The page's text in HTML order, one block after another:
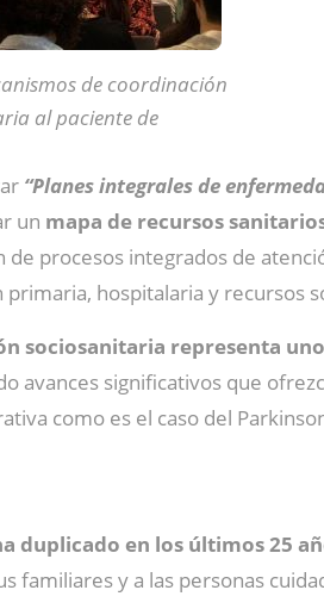
de coordinación
al paciente de
“Planes integrales de
un mapa de recursos
procesos integrados de
primaria, hospitalaria y recursos
sociosanitaria representa
avances significativos que
como es el caso del
duplicado en los últimos 25
familiares y a las personas